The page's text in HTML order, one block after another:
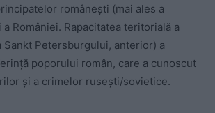
românești (mai ales a
României. Rapacitatea teritorială a
Sankt Petersburgului, anterior) a
poporului român, care a cunoscut
și a crimelor rusești/sovietice.